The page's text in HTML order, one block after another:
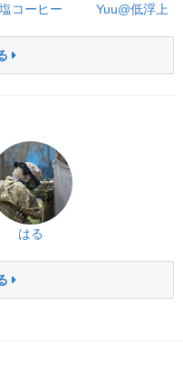
塩コーヒー Yuu@低浮上
はる